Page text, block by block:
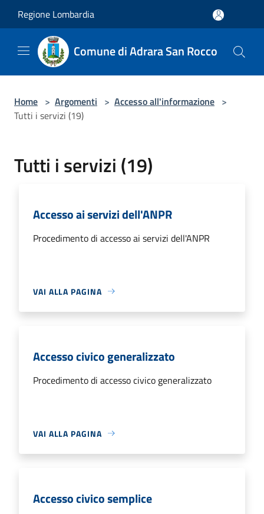
Regione Lombardia
Comune di Adrara San Rocco
Home > Argomenti > Accesso all'informazione >
Tutti i servizi (19)
Tutti i servizi (19)
Accesso ai servizi dell'ANPR
Procedimento di accesso ai servizi dell'ANPR
VAI ALLA PAGINA
Accesso civico generalizzato
Procedimento di accesso civico generalizzato
VAI ALLA PAGINA
Accesso civico semplice